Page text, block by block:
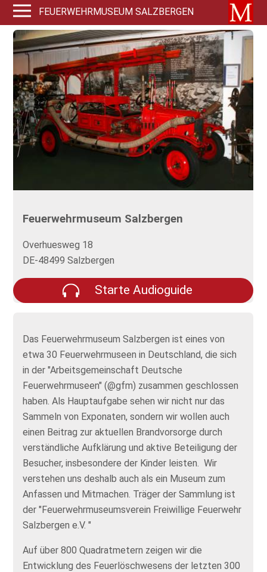
FEUERWEHRMUSEUM SALZBERGEN
Feuerwehrmuseum Salzbergen
Overhuesweg 18
DE-48499 Salzbergen
Starte Audioguide
Das Feuerwehrmuseum Salzbergen ist eines von
etwa 30 Feuerwehrmuseen in Deutschland, die sich
in der "Arbeitsgemeinschaft Deutsche
Feuerwehrmuseen" (@gfm) zusammen geschlossen
haben. Als Hauptaufgabe sehen wir nicht nur das
Sammeln von Exponaten, sondern wir wollen auch
einen Beitrag zur aktuellen Brandvorsorge durch
verständliche Aufklärung und aktive Beteiligung der
Besucher, insbesondere der Kinder leisten. Wir
verstehen uns deshalb auch als ein Museum zum
Anfassen und Mitmachen. Träger der Sammlung ist
der "Feuerwehrmuseumsverein Freiwillige Feuerwehr
Salzbergen e.V. "
Auf über 800 Quadratmetern zeigen wir die
Entwicklung des Feuerlöschwesens der letzten 300